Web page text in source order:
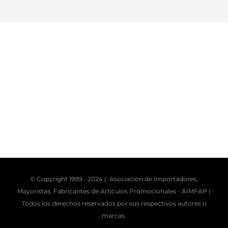
© Copyright 1999 - 2024 | Asociación de Importadores,
Mayoristas, Fabricantes de Artículos Promocionales - AIMFAP |
Todos los derechos reservados por sus respectivos autores o
marcas.